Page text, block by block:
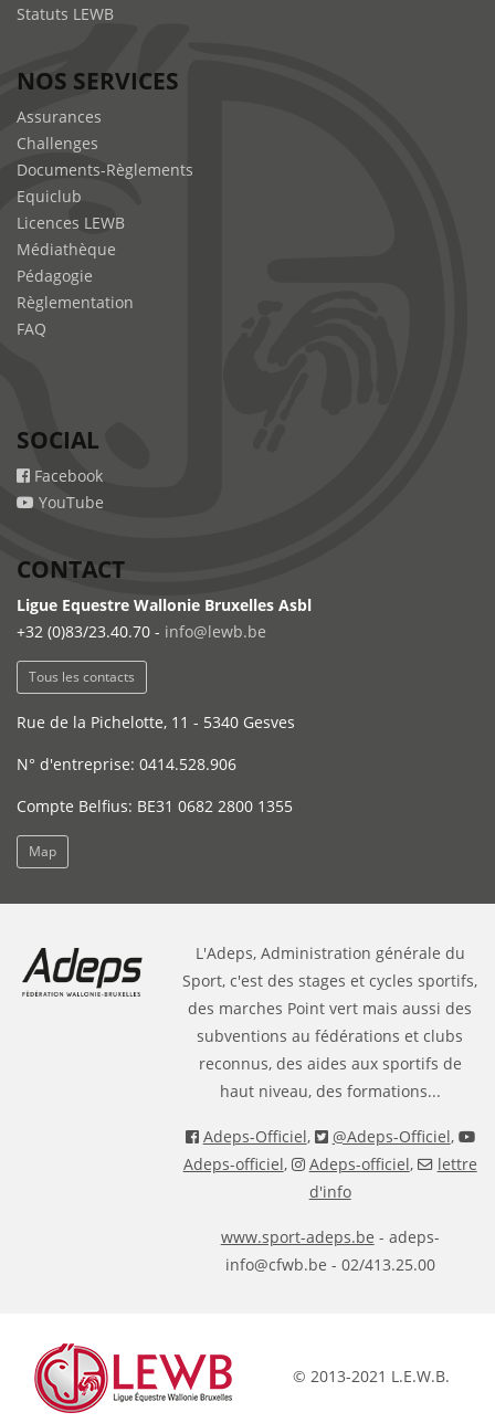
Statuts LEWB
NOS SERVICES
Assurances
Challenges
Documents-Règlements
Equiclub
Licences LEWB
Médiathèque
Pédagogie
Règlementation
FAQ
SOCIAL
Facebook
YouTube
CONTACT
Ligue Equestre Wallonie Bruxelles Asbl
+32 (0)83/23.40.70 - info@lewb.be
Tous les contacts
Rue de la Pichelotte, 11 - 5340 Gesves
N° d'entreprise: 0414.528.906
Compte Belfius: BE31 0682 2800 1355
Map
L'Adeps, Administration générale du
Sport, c'est des stages et cycles sportifs,
des marches Point vert mais aussi des
subventions au fédérations et clubs
reconnus, des aides aux sportifs de
haut niveau, des formations...
Adeps-Officiel, @Adeps-Officiel,
Adeps-officiel, Adeps-officiel,
lettre
d'info
www.sport-adeps.be - adeps-
info@cfwb.be - 02/413.25.00
© 2013-2021 L.E.W.B.